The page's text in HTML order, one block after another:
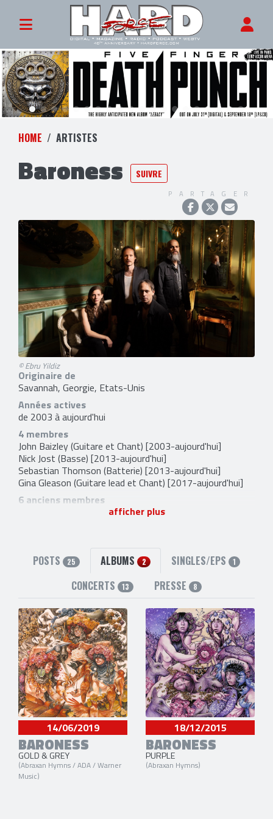
HOME ARTISTES
Baroness SUIVRE
PARTAGER
© Ebru Yildiz
Originaire de
Savannah, Georgie, Etats-Unis
Années actives
de 2003 à aujourd'hui
4 membres
John Baizley(Guitare et Chant) [2003-aujourd'hui]
Nick Jost (Basse) [2013-aujourd'hui]
Sebastian Thomson (Batterie) [2013-aujourd'hui]
Gina Gleason (Guitare lead et Chant) [2017-aujourd'hui]
6 anciens membres
(Guitare) [2003-2005]
Matt Maggioni (Basse) [2012-2013]
4 liens externes
afficher plus
POSTS 25 ALBUMS 2 SINGLES/EPS 1
CONCERTS 13 PRESSE 8
14/06/2019
BARONESS
GOLD & GREY
(Abraxan Hymns / ADA / Warner
Music)
18/12/2015
BARONESS
PURPLE
(Abraxan Hymns)